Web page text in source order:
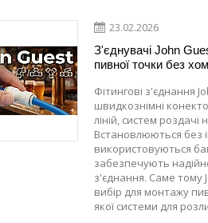
23.02.2026
З'єднувачі John
пивної точки без
Фітингові з'єднання
швидкознімні
ліній, систем роздачі
Встановлюються без
використовуються
забезпечують
з'єднання. Саме тому
вибір для монтажу
якої системи для